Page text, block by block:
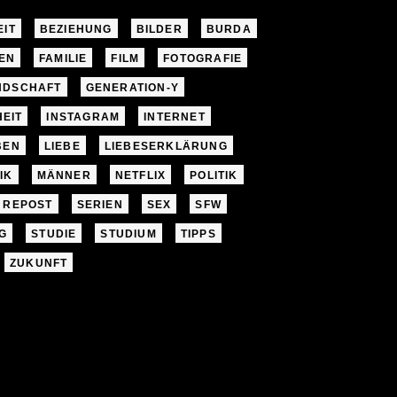
BEZIEHUNG BILDER BURDA
FAMILIE FILM FOTOGRAFIE
GENERATION-Y
INSTAGRAM INTERNET
LIEBE LIEBESERKLÄRUNG
MÄNNER NETFLIX POLITIK
REPOST SERIEN SEX SFW
STUDIE STUDIUM TIPPS
ZUKUNFT